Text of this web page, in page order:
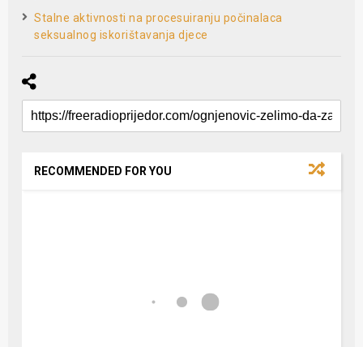
Stalne aktivnosti na procesuiranju počinalaca
seksualnog iskorištavanja djece
RECOMMENDED FOR YOU